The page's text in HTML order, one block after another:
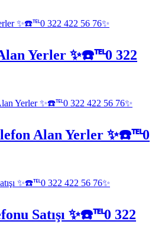
Yerler ✨☎️℡0 322
Alan Yerler ✨☎️℡0
Satışı ✨☎️℡0 322